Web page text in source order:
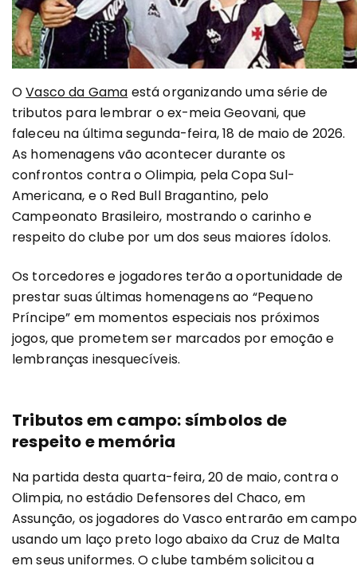
OVasco da Gama está organizando uma série de
tributos para lembrar o ex-meia Geovani, que
faleceu na última segunda-feira, 18 de maio de 2026.
As homenagens vão acontecer durante os
confrontos contra o Olimpia, pela Copa Sul-
Americana, e o Red Bull Bragantino, pelo
Campeonato Brasileiro, mostrando o carinho e
respeito do clube por um dos seus maiores ídolos.
Os torcedores e jogadores terão a oportunidade de
prestar suas últimas homenagens ao “Pequeno
Príncipe” em momentos especiais nos próximos
jogos, que prometem ser marcados por emoção e
lembranças inesquecíveis.
Tributos em campo: símbolos de
respeito e memória
Na partida desta quarta-feira, 20 de maio, contra o
Olimpia, no estádio Defensores del Chaco, em
Assunção, os jogadores do Vasco entrarão em campo
usando um laço preto logo abaixo da Cruz de Malta
em seus uniformes. O clube também solicitou a